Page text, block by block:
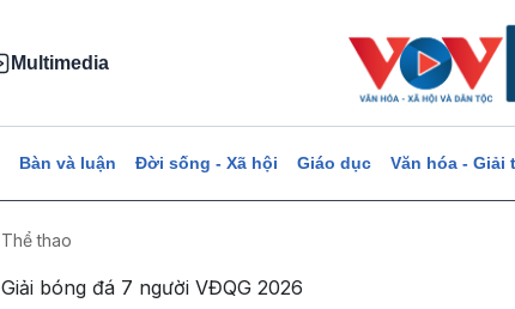
Multimedia
Bàn và luận Đời sống - Xã hội Giáo dục Văn hóa - Giải
Thể thao
Giải bóng đá 7 người VĐQG 2026